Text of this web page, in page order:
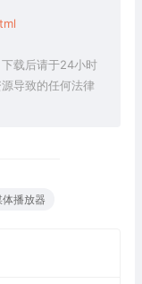
载后请于24小时
导致的任何法律
体播放器